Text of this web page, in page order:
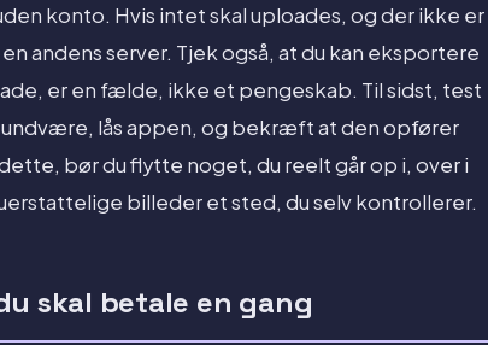
konto. Hvis intet skal uploades, og der ikke er
andens server. Tjek også, at du kan eksportere
er en fælde, ikke et pengeskab. Til sidst, test
lås appen, og bekræft at den opfører
bør du flytte noget, du reelt går op i, over i
billeder et sted, du selv kontrollerer.
skal betale en gang